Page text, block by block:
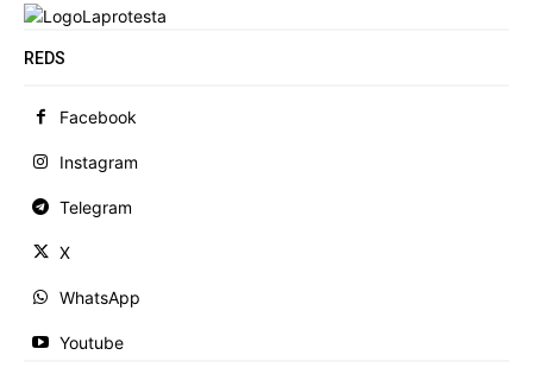
REDS
Facebook
Instagram
Telegram
X
WhatsApp
Youtube